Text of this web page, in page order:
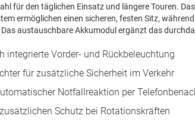
für den täglichen Einsatz und längere Touren.
ermöglichen einen sicheren, festen Sitz,
austauschbare Akkumodul ergänzt das
integrierte Vorder- und Rückbeleuchtung
für zusätzliche Sicherheit im Verkehr
Notfallreaktion per
Schutz bei Rotationskräften